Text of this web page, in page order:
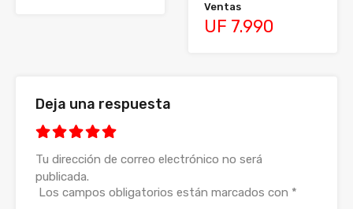
Ventas
UF 7.990
Deja una respuesta
Tu dirección de correo electrónico no será
publicada.
Los campos obligatorios están marcados con *